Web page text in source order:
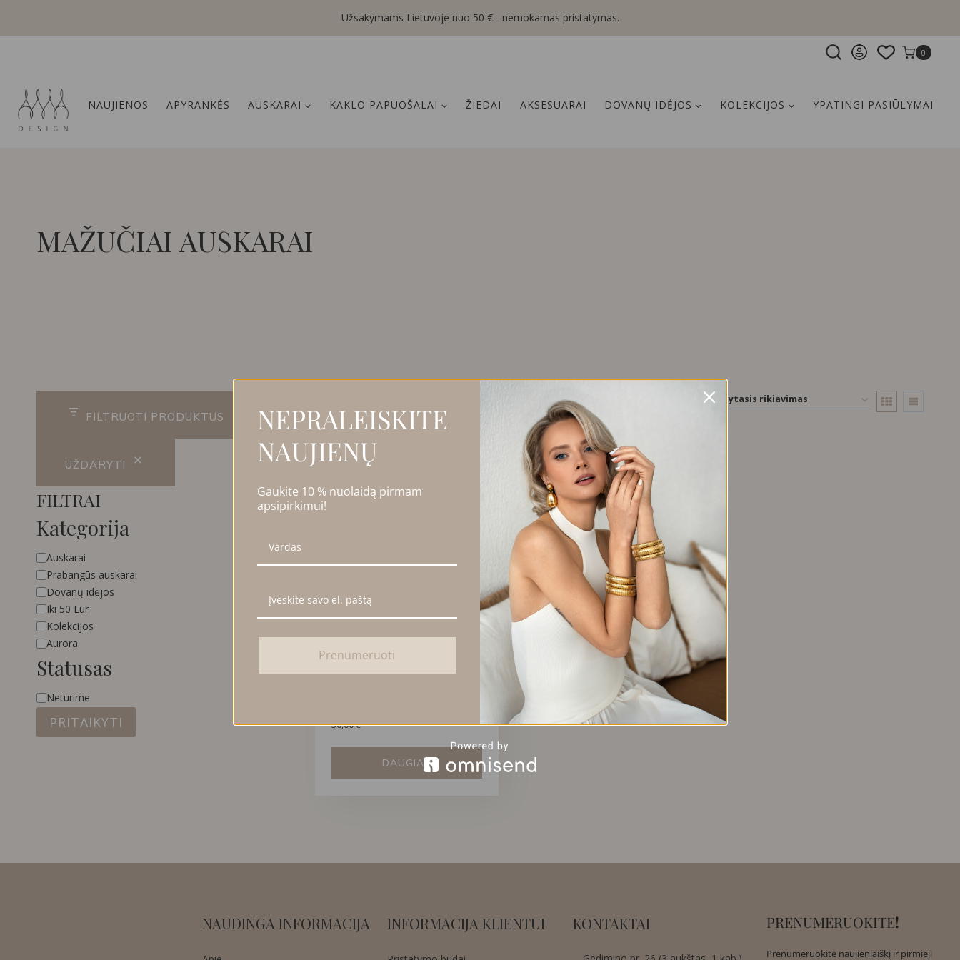
content
Užsakymams Lietuvoje nuo 50 € - nemokamas pristatymas.
0
NAUJIENOS APYRANKĖS AUSKARAI KAKLO PAPUOŠALAI ŽIEDAI AKSESUARAI DOVANŲ IDĖJOS KOLEKCIJOS YPATINGI PASIŪLYMAI
MAŽUČIAI AUSKARAI
PARDUOTA
30,00€
DAUGIAU
FILTRUOTI PRODUKTUS
UŽDARYTI
FILTRAI
Kategorija
Kategorija
Auskarai
Prabangūs auskarai
Dovanų idėjos
Iki 50 Eur
Kolekcijos
Aurora
Statusas
Statusas
Neturime
PRITAIKYTI
NAUDINGA INFORMACIJA INFORMACIJA KLIENTUI KONTAKTAI PRENUMERUOKITE!
Prenumeruokite naujienlaiškį ir pirmieji
NEPRALEISKITE
NAUJIENŲ
Gaukite 10 % nuolaidą pirmam
apsipirkimui!
Prenumeruoti